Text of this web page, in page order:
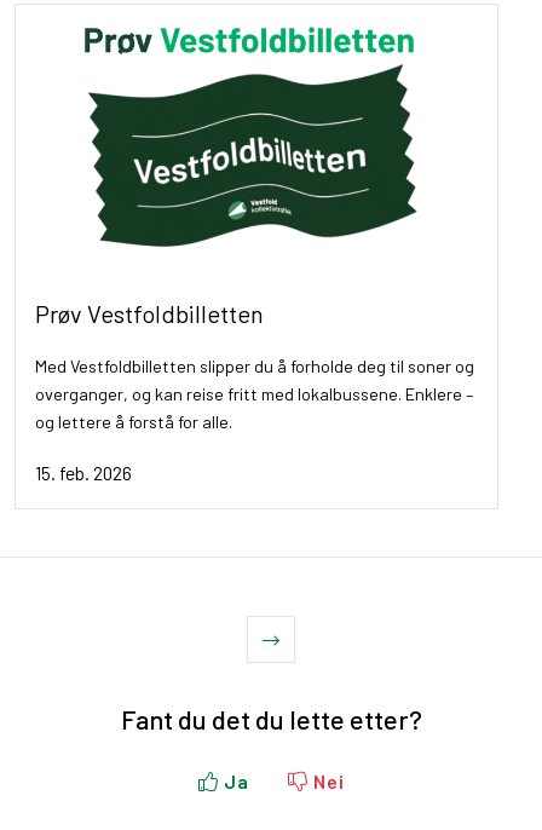
Prøv Vestfoldbilletten
Med Vestfoldbilletten slipper du å forholde deg til soner og
overganger, og kan reise fritt med lokalbussene. Enklere –
og lettere å forstå for alle.
15. feb. 2026
Fant du det du lette etter?
Ja Nei